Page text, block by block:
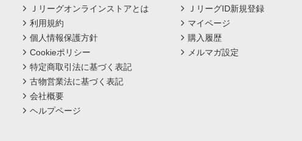
Ｊリーグオンラインストアとは
利用規約
個人情報保護方針
Cookieポリシー
特定商取引法に基づく表記
古物営業法に基づく表記
会社概要
ヘルプページ
ＪリーグID新規登録
マイページ
購入履歴
メルマガ設定